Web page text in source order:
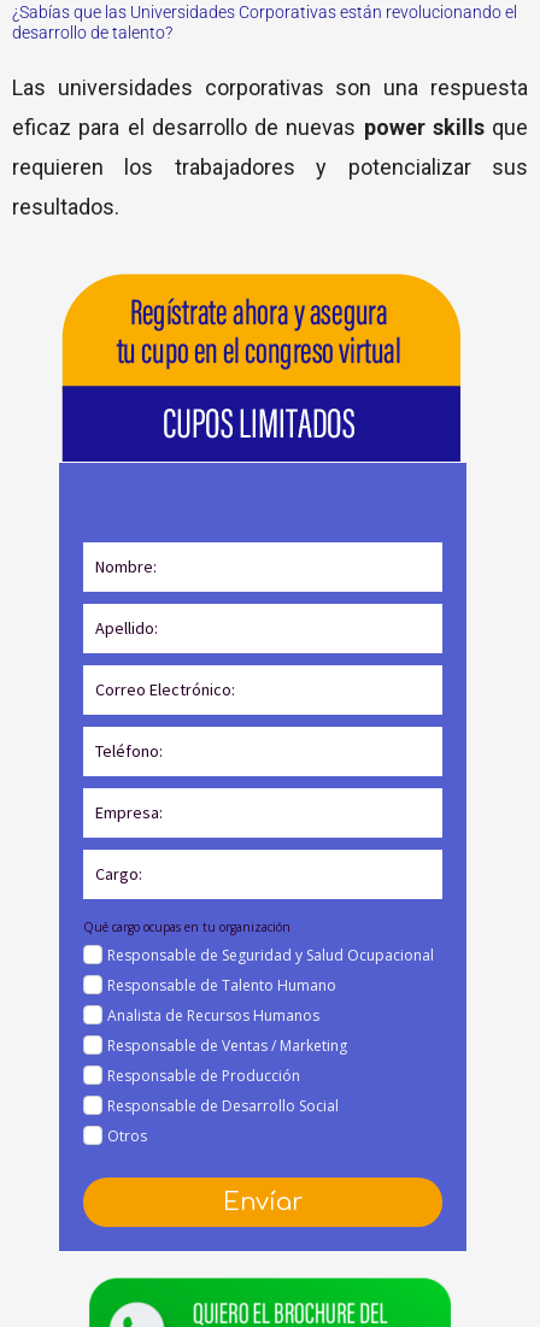
¿Sabías que las Universidades Corporativas están revolucionando el
desarrollo de talento?
Las universidades corporativas son una respuesta
eficaz para el desarrollo de nuevas power skillsque
requieren los trabajadores y potencializar sus
resultados.
Qué cargo ocupas en tu organización
Responsable de Seguridad y Salud Ocupacional
Responsable de Talento Humano
Analista de Recursos Humanos
Responsable de Ventas / Marketing
Responsable de Producción
Responsable de Desarrollo Social
Otros
Envíar